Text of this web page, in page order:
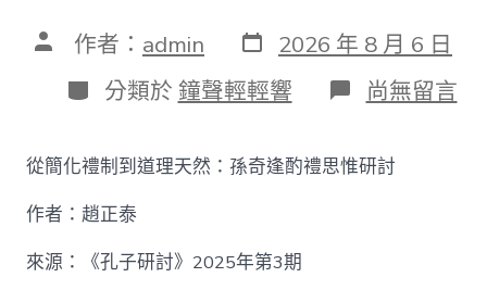
文 作者： admin 發
表
日
期
2026 年 8 月 6 日
分
類
分類於 鐘聲輕輕響 在
〈【趙
泰
找
尚無留言
從簡化禮制到道理天然：孫奇逢酌禮思惟研討
作者：趙正泰
來源：《孔子研討》2025年第3期